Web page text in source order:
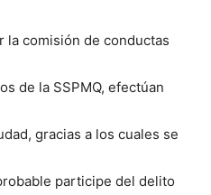
la comisión de conductas
de la SSPMQ, efectúan
gracias a los cuales se
participe del delito